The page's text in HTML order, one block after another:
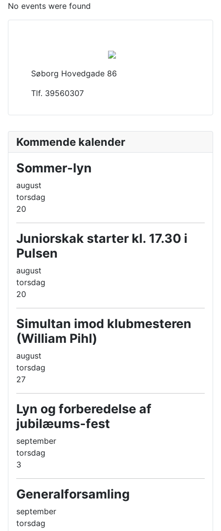
Kommende kalender
Sommer-lyn
august
torsdag
20
Juniorskak starter kl. 17.30 i
Pulsen
august
torsdag
20
Simultan imod klubmesteren
(William Pihl)
august
torsdag
27
Lyn og forberedelse af
jubilæums-fest
september
torsdag
3
Generalforsamling
september
torsdag
No events were found
Søborg Hovedgade 86
Tlf. 39560307